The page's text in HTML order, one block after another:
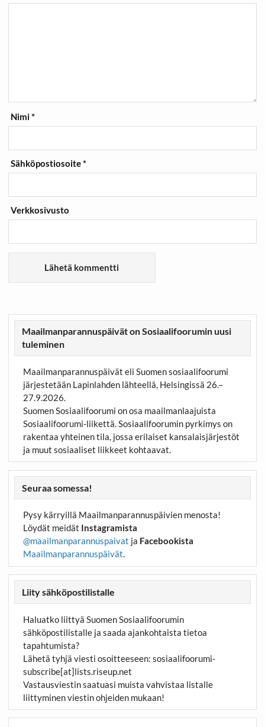
Nimi*
Sähköpostiosoite*
Verkkosivusto
Maailmanparannuspäivät on Sosiaalifoorumin uusi
tuleminen
Maailmanparannuspäivät eli Suomen sosiaalifoorumi
järjestetään Lapinlahden lähteellä, Helsingissä 26.–
27.9.2026.
Suomen Sosiaalifoorumi on osa maailmanlaajuista
Sosiaalifoorumi-liikettä. Sosiaalifoorumin pyrkimys on
rakentaa yhteinen tila, jossa erilaiset kansalaisjärjestöt
ja muut sosiaaliset liikkeet kohtaavat.
Seuraa somessa!
Pysy kärryillä Maailmanparannuspäivien menosta!
Löydät meidät Instagramista
@maailmanparannuspaivat ja Facebookista
Maailmanparannuspäivät.
Liity sähköpostilistalle
Haluatko liittyä Suomen Sosiaalifoorumin
sähköpostilistalle ja saada ajankohtaista tietoa
tapahtumista?
Lähetä tyhjä viesti osoitteeseen: sosiaalifoorumi-
subscribe[at]lists.riseup.net
Vastausviestin saatuasi muista vahvistaa listalle
liittyminen viestin ohjeiden mukaan!